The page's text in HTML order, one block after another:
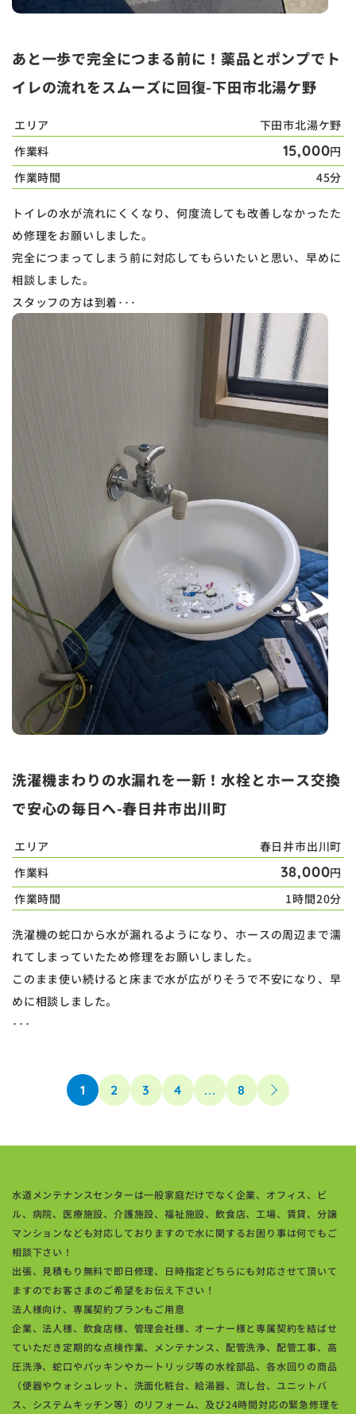
あと一歩で完全につまる前に！薬品とポンプでト
イレの流れをスムーズに回復-下田市北湯ケ野
エリア
下田市北湯ケ野
作業料
15,000円
作業時間
45分
トイレの水が流れにくくなり、何度流しても改善しなかったた
め修理をお願いしました。
完全につまってしまう前に対応してもらいたいと思い、早めに
相談しました。
スタッフの方は到着･･･
洗濯機まわりの水漏れを一新！水栓とホース交換
で安心の毎日へ-春日井市出川町
エリア
春日井市出川町
作業料
38,000円
作業時間
1時間20分
洗濯機の蛇口から水が漏れるようになり、ホースの周辺まで濡
れてしまっていたため修理をお願いしました。
このまま使い続けると床まで水が広がりそうで不安になり、早
めに相談しました。
･･･
1 2 3 4 … 8
水道メンテナンスセンターは一般家庭だけでなく企業、オフィス、ビ
ル、病院、医療施設、介護施設、福祉施設、飲食店、工場、賃貸、分譲
マンションなども対応しておりますので水に関するお困り事は何でもご
相談下さい！
出張、見積もり無料で即日修理、日時指定どちらにも対応させて頂いて
ますのでお客さまのご希望をお伝え下さい！
法人様向け、専属契約プランもご用意
企業、法人様、飲食店様、管理会社様、オーナー様と専属契約を結ばせ
ていただき定期的な点検作業、メンテナンス、配管洗浄、配管工事、高
圧洗浄、蛇口やパッキンやカートリッジ等の水栓部品、各水回りの商品
（便器やウォシュレット、洗面化粧台、給湯器、流し台、ユニットバ
ス、システムキッチン等）のリフォーム、及び24時間対応の緊急修理を